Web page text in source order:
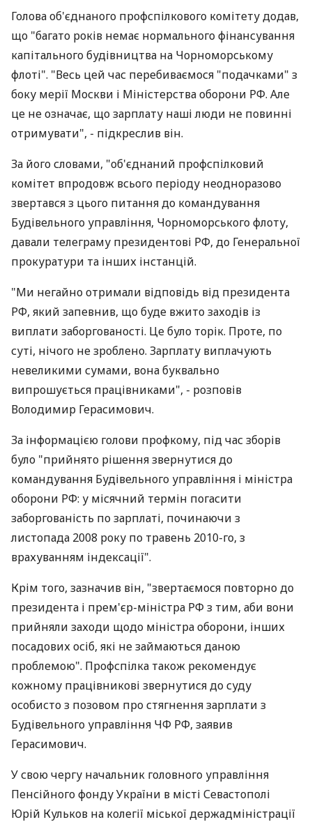
Голова об'єднаного профспілкового комітету додав,
що "багато років немає нормального фінансування
капітального будівництва на Чорноморському
флоті". "Весь цей час перебиваємося "подачками" з
боку мерії Москви і Міністерства оборони РФ. Але
це не означає, що зарплату наші люди не повинні
отримувати", - підкреслив він.
За його словами, "об'єднаний профспілковий
комітет впродовж всього періоду неодноразово
звертався з цього питання до командування
Будівельного управління, Чорноморського флоту,
давали телеграму президентові РФ, до Генеральної
прокуратури та інших інстанцій.
"Ми негайно отримали відповідь від президента
РФ, який запевнив, що буде вжито заходів із
виплати заборгованості. Це було торік. Проте, по
суті, нічого не зроблено. Зарплату виплачують
невеликими сумами, вона буквально
випрошується працівниками", - розповів
Володимир Герасимович.
За інформацією голови профкому, під час зборів
було "прийнято рішення звернутися до
командування Будівельного управління і міністра
оборони РФ: у місячний термін погасити
заборгованість по зарплаті, починаючи з
листопада 2008 року по травень 2010-го, з
врахуванням індексації".
Крім того, зазначив він, "звертаємося повторно до
президента і прем'єр-міністра РФ з тим, аби вони
прийняли заходи щодо міністра оборони, інших
посадових осіб, які не займаються даною
проблемою". Профспілка також рекомендує
кожному працівникові звернутися до суду
особисто з позовом про стягнення зарплати з
Будівельного управління ЧФ РФ, заявив
Герасимович.
У свою чергу начальник головного управління
Пенсійного фонду України в місті Севастополі
Юрій Кульков на колегії міської держадміністрації